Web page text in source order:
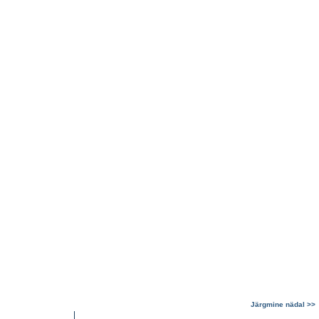
Järgmine nädal >>